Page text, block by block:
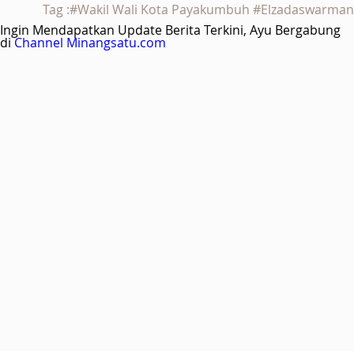
Tag :#Wakil Wali Kota Payakumbuh #Elzadaswarman
Ingin Mendapatkan Update Berita Terkini, Ayu Bergabung
diChannel Minangsatu.com